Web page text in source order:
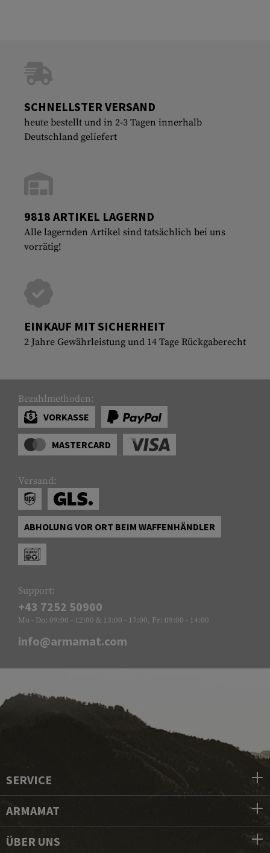
SCHNELLSTER VERSAND
heute bestellt und in 2-3 Tagen innerhalb
Deutschland geliefert
9818 ARTIKEL LAGERND
Alle lagernden Artikel sind tatsächlich bei uns
vorrätig!
EINKAUF MIT SICHERHEIT
2 Jahre Gewährleistung und 14 Tage Rückgaberecht
Bezahlmethoden:
VORKASSE
MASTERCARD
Versand:
ABHOLUNG VOR ORT BEIM WAFFENHÄNDLER
Support:
+43 7252 50900
Mo - Do: 09:00 - 12:00 & 13:00 - 17:00, Fr: 09:00 - 14:00
info@armamat.com
SERVICE
ARMAMAT
ÜBER UNS